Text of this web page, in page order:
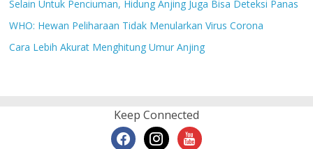
Selain Untuk Penciuman, Hidung Anjing Juga Bisa Deteksi Panas
WHO: Hewan Peliharaan Tidak Menularkan Virus Corona
Cara Lebih Akurat Menghitung Umur Anjing
Keep Connected
facebookinstagram
youtube